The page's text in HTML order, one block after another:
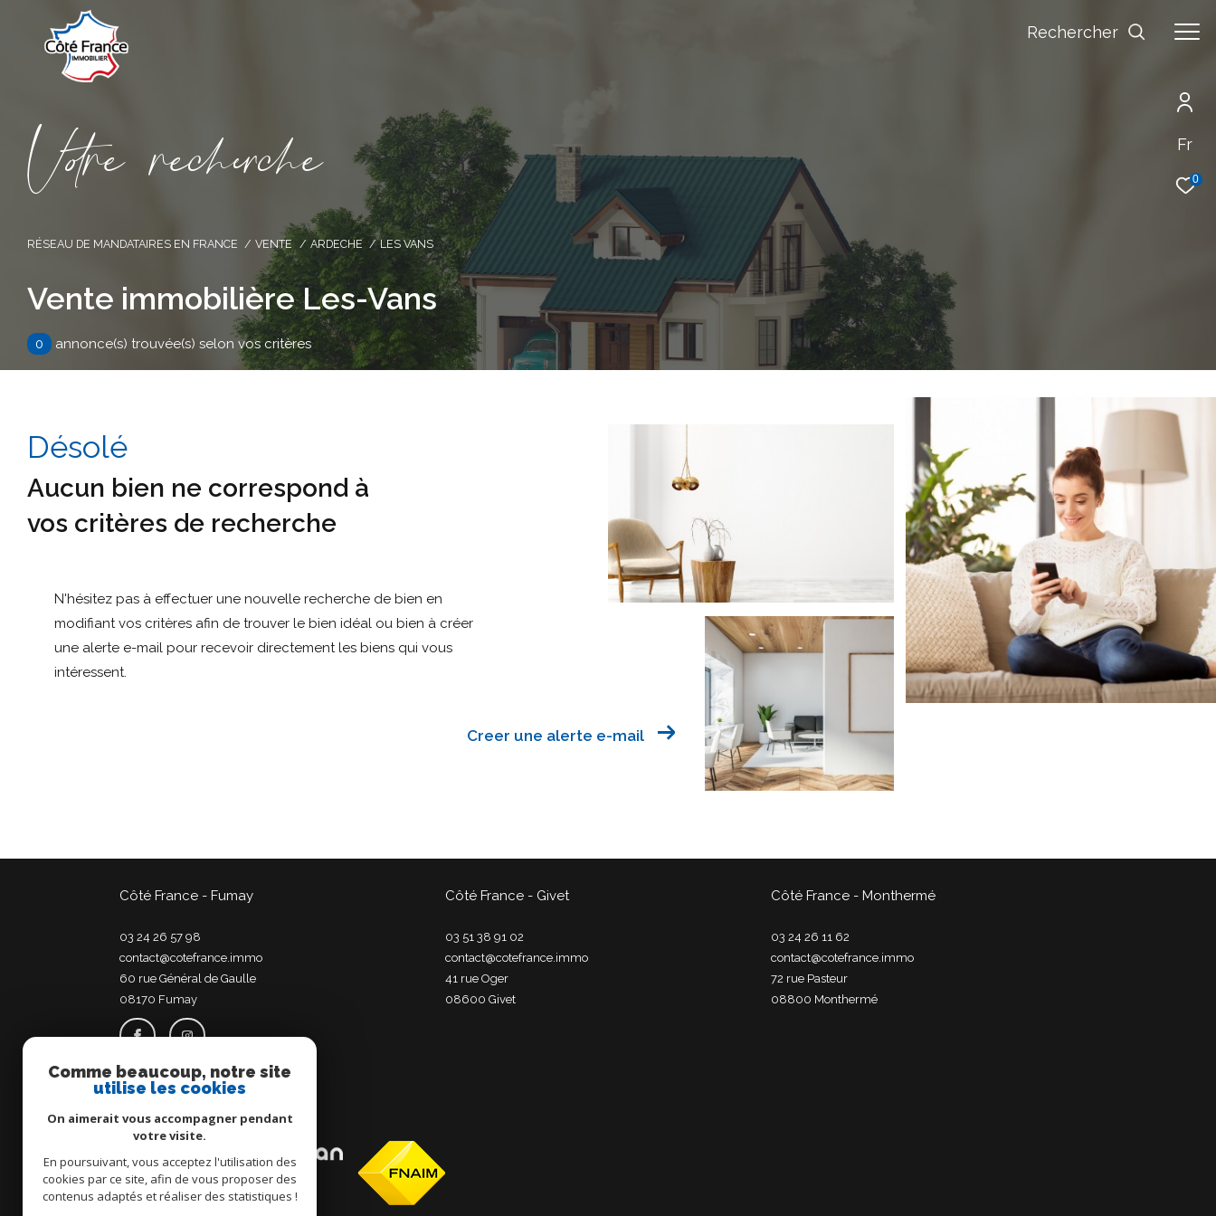
Fr
0
Rechercher
Vore recece
RÉSEAU DE MANDATAIRES EN FRANCE VENTE ARDECHE LES VANS
Vente immobilière Les-Vans
0 annonce(s) trouvée(s) selon vos critères
Désolé
Aucun bien ne correspond à
vos critères de recherche
N'hésitez pas à effectuer une nouvelle recherche de bien en
modifiant vos critères afin de trouver le bien idéal ou bien à créer
une alerte e-mail pour recevoir directement les biens qui vous
intéressent.
Creer une alerte e-mail
Côté France - Fumay
03 24 26 57 98
contact@cotefrance.immo
60 rue Général de Gaulle
08170
fumay
Côté France - Givet
03 51 38 91 02
contact@cotefrance.immo
41 rue Oger
08600
givet
Côté France - Monthermé
03 24 26 11 62
contact@cotefrance.immo
72 rue Pasteur
08800
monthermé
Adhérents
Comme beaucoup, notre site
utilise les cookies
On aimerait vous accompagner pendant
votre visite.
En poursuivant, vous acceptez l'utilisation des
cookies par ce site, afin de vous proposer des
contenus adaptés et réaliser des statistiques !